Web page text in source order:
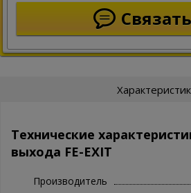
Технические
выхода FE-EXIT
Производитель